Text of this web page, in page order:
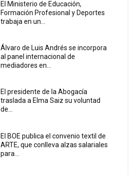
El Ministerio de Educación,
Formación Profesional y Deportes
trabaja en un...
Álvaro de Luis Andrés se incorpora
al panel internacional de
mediadores en...
El presidente de la Abogacía
traslada a Elma Saiz su voluntad
de...
El BOE publica el convenio textil de
ARTE, que conlleva alzas salariales
para...